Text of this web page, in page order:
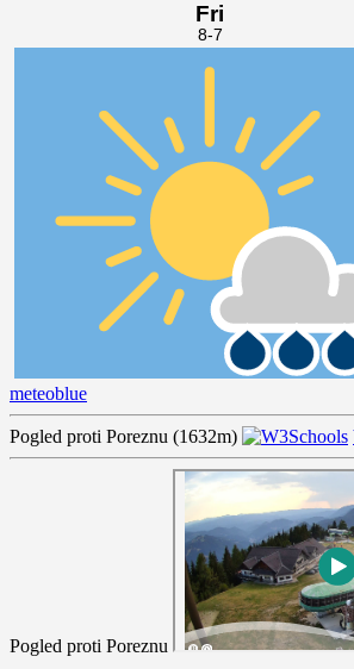
meteoblue
Pogled proti Poreznu (1632m)
Pogled proti Poreznu